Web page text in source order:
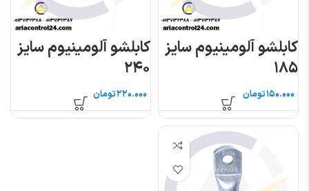
کابلشو آلومینیوم سایز
۱۸۵
تومان
کابلشو آلومینیوم سایز
۲۴۰
تومان